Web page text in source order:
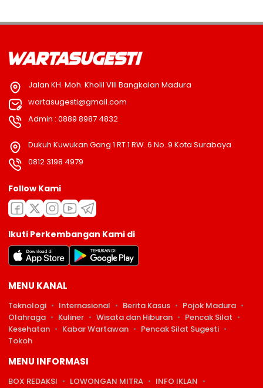
Jalan KH. Moh. Kholil VIII Bangkalan Madura
wartasugesti@gmail.com
Admin : 0889 8987 4832
Dukuh Kuwukan Gang 1 RT.1 RW. 6 No. 9 Kota Surabaya
0812 3198 4979
Follow Kami
Ikuti Perkembangan Kami di
MENU KANAL
Teknologi Internasional Berita Kasus
Pojok Madura
Olahraga
Kuliner Wisata dan Hiburan
Pencak Silat
Kesehatan
Kabar Wartawan
Pencak Silat Sugesti
Tokoh
MENU INFORMASI
BOX REDAKSI LOWONGAN MITRA
INFO IKLAN